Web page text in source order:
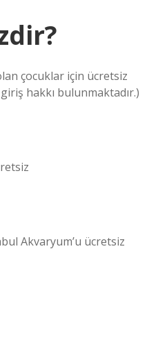
çocuklar için ücretsiz
hakkı bulunmaktadır.)
Akvaryum’u ücretsiz